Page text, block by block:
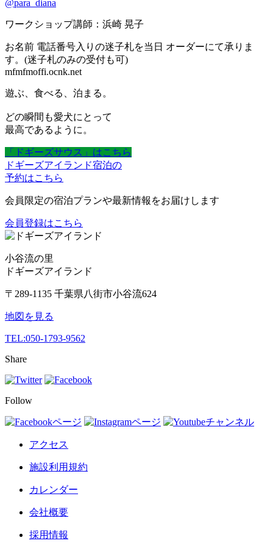
@para_diana
ワークショップ講師：浜崎 晃子
お名前 電話番号入りの迷子札を当日 オーダーにて承りま
す。(迷子札のみの受付も可)
mfmfmoffi.ocnk.net
遊ぶ、食べる、泊まる。
どの瞬間も愛犬にとって
最高であるように。
「ドギーズサウス」はこちら
ドギーズアイランド宿泊の
予約はこちら
会員限定の宿泊プランや最新情報をお届けします
会員登録はこちら
小谷流の里
ドギーズアイランド
〒289-1135 千葉県八街市小谷流624
地図を見る
TEL:050-1793-9562
Share
Follow
アクセス
施設利用規約
カレンダー
会社概要
採用情報